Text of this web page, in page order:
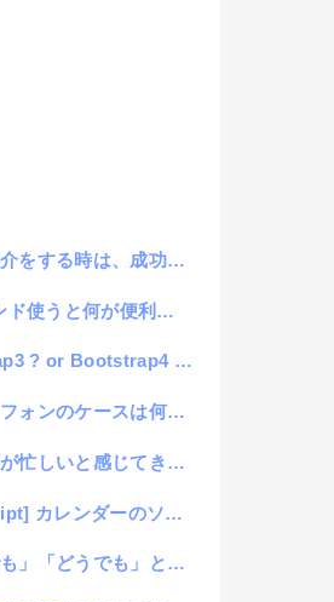
は、成功談よりも失敗談をする方が良い
使うと何が便利なの？
? 構築して初めてわかった2つのバージョン
のケースは何故必要なのか？
感じてきた人の見直すべきポイント
ンダーのソースコードを記載
でも」という口癖を治すと全てが向上する件